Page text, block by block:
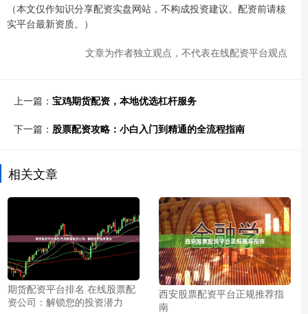
（本文仅作知识分享配资实盘网站，不构成投资建议。配资前请核
实平台最新资质。）
文章为作者独立观点，不代表在线配资平台观点
上一篇： 宝鸡期货配资，本地优选杠杆服务
下一篇： 股票配资攻略：小白入门到精通的全流程指南
相关文章
期货配资平台排名 在线股票配
资公司：解锁您的投资潜力
西安股票配资平台正规推荐指
南